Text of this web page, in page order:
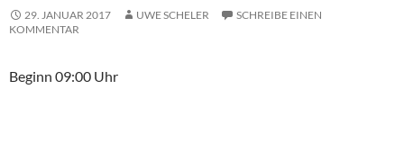
29. JANUAR 2017 UWE SCHELER
SCHREIBE EINEN
KOMMENTAR
Beginn 09:00 Uhr